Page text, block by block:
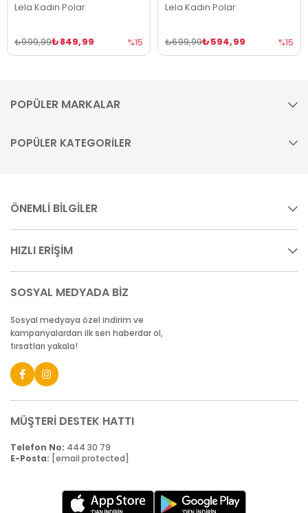
Lela Kadın Polar
₺849,99
₺999,99 %15
Lela Kadın Polar
₺594,99
₺699,99 %15
POPÜLER MARKALAR
POPÜLER KATEGORİLER
ÖNEMLİ BİLGİLER
HIZLI ERİŞİM
SOSYAL MEDYADA BİZ
Sosyal medyaya özel indirim ve
kampanyalardan ilk sen haberdar ol,
fırsatları yakala!
MÜŞTERİ DESTEK HATTI
Telefon No: 444 30 79
E-Posta: [email protected]